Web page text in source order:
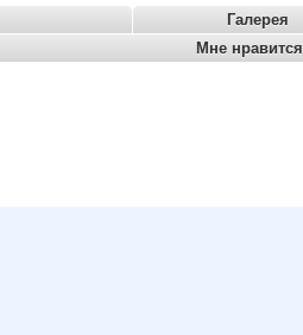
Галерея
Мне нравится